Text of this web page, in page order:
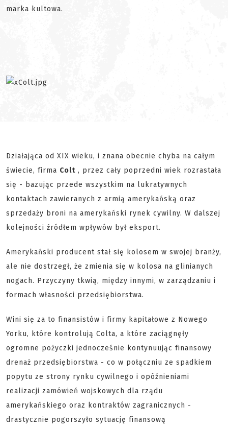
marka kultowa.
Działająca od XIX wieku, i znana obecnie chyba na całym
świecie, firma Colt , przez cały poprzedni wiek rozrastała
się - bazując przede wszystkim na lukratywnych
kontaktach zawieranych z armią amerykańską oraz
sprzedaży broni na amerykański rynek cywilny. W dalszej
kolejności źródłem wpływów był eksport.
Amerykański producent stał się kolosem w swojej branży,
ale nie dostrzegł, że zmienia się w kolosa na glinianych
nogach. Przyczyny tkwią, między innymi, w zarządzaniu i
formach własności przedsiębiorstwa.
Wini się za to finansistów i firmy kapitałowe z Nowego
Yorku, które kontrolują Colta, a które zaciągnęły
ogromne pożyczki jednocześnie kontynuując finansowy
drenaż przedsiębiorstwa - co w połączniu ze spadkiem
popytu ze strony rynku cywilnego i opóźnieniami
realizacji zamówień wojskowych dla rządu
amerykańskiego oraz kontraktów zagranicznych -
drastycznie pogorszyło sytuację finansową